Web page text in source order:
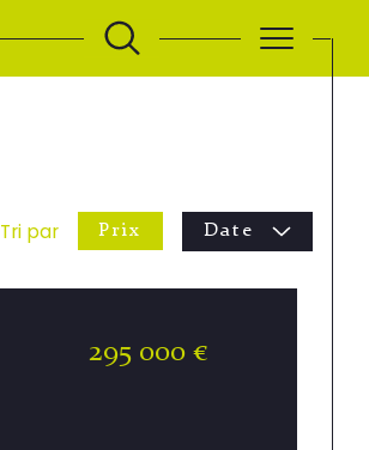
Tri par Prix Date
295 000 €